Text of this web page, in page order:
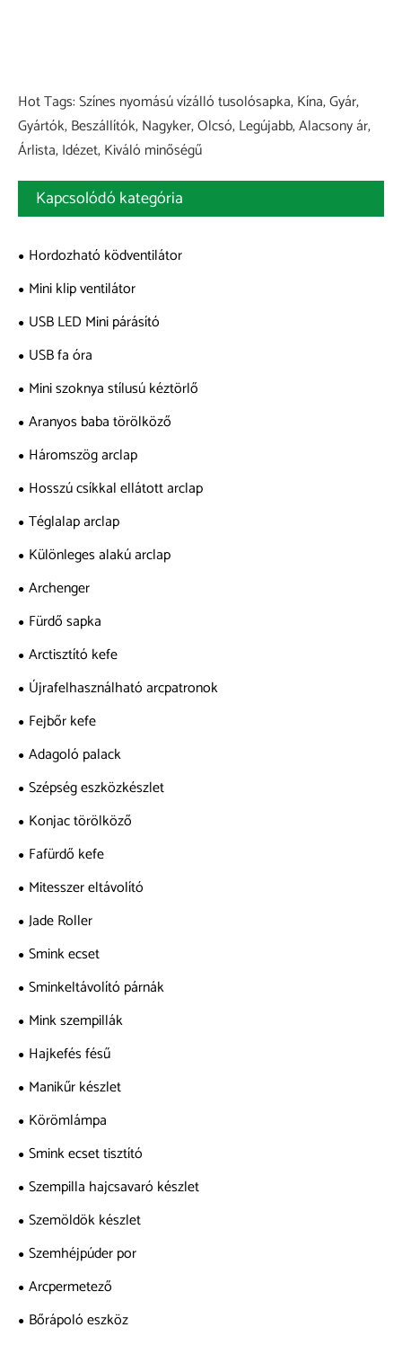
Hot Tags: Színes nyomású vízálló tusolósapka, Kína, Gyár,
Gyártók, Beszállítók, Nagyker, Olcsó, Legújabb, Alacsony ár,
Árlista, Idézet, Kiváló minőségű
Kapcsolódó kategória
Hordozható ködventilátor
Mini klip ventilátor
USB LED Mini párásító
USB fa óra
Mini szoknya stílusú kéztörlő
Aranyos baba törölköző
Háromszög arclap
Hosszú csíkkal ellátott arclap
Téglalap arclap
Különleges alakú arclap
Archenger
Fürdő sapka
Arctisztító kefe
Újrafelhasználható arcpatronok
Fejbőr kefe
Adagoló palack
Szépség eszközkészlet
Konjac törölköző
Fafürdő kefe
Mitesszer eltávolító
Jade Roller
Smink ecset
Sminkeltávolító párnák
Mink szempillák
Hajkefés fésű
Manikűr készlet
Körömlámpa
Smink ecset tisztító
Szempilla hajcsavaró készlet
Szemöldök készlet
Szemhéjpúder por
Arcpermetező
Bőrápoló eszköz